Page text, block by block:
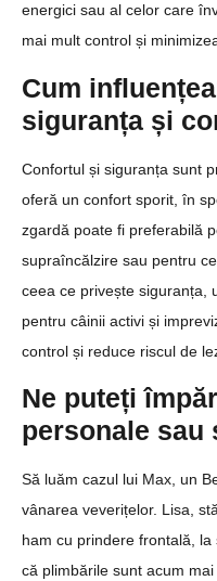
energici sau al celor care
mai mult control și
Cum
siguranța și
Confortul și siguranța sunt
oferă un confort sporit, în
zgardă poate fi preferabilă
supraîncălzire sau pentru
ceea ce privește siguranța,
pentru câinii activi și
control și reduce riscul de
Ne puteți
personale sau
Să luăm cazul lui Max, un
vânarea veverițelor. Lisa,
ham cu prindere frontală,
că plimbările sunt acum